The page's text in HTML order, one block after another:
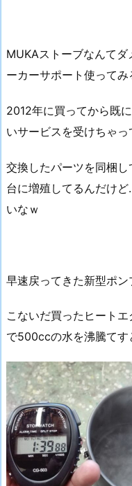
MUKAストーブなんて
ーカーサポート使ってみ
2012年に買ってから既
いサービスを受けちゃっ
交換したパーツを同梱
台に増殖してるんだけ
いなｗ
早速戻ってきた新型ポン
こないだ買ったヒート
で500ccの水を沸騰てす